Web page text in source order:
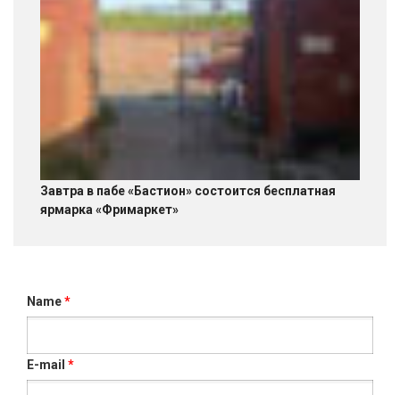
Завтра в пабе «Бастион» состоится бесплатная
ярмарка «Фримаркет»
Name*
E-mail *